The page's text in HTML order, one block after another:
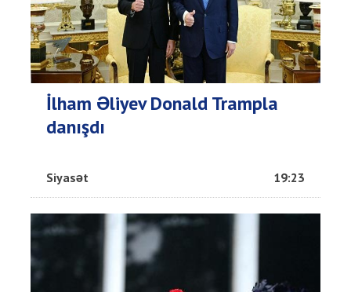
İlham Əliyev Donald Trampla
danışdı
Siyasət 19:23